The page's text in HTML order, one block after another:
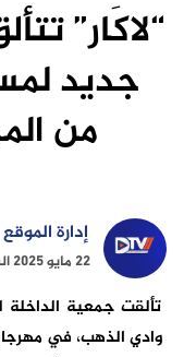
“لاكَار”
جديد
من
إدارة الموقع
22 مايو 2025 الساعة 14 و 36 دقيقة
تألقت جمعية
وادي الذهب، في